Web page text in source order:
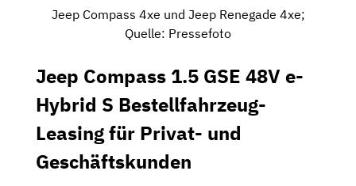
Jeep Compass 4xe und Jeep Renegade 4xe;
Quelle: Pressefoto
Jeep Compass 1.5 GSE 48V e-
Hybrid S Bestellfahrzeug-
Leasing für Privat- und
Geschäftskunden